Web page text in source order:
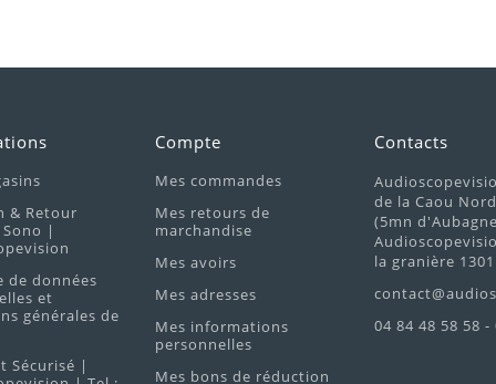
& Retour
|
de données
et
générales de
Sécurisé |
Compte
Mes commandes
Mes retours de
marchandise
Mes avoirs
Mes adresses
Mes informations
personnelles
Mes bons de réduction
Contacts
de la Caou
(5mn
la granière
04 84 48 58 58 -